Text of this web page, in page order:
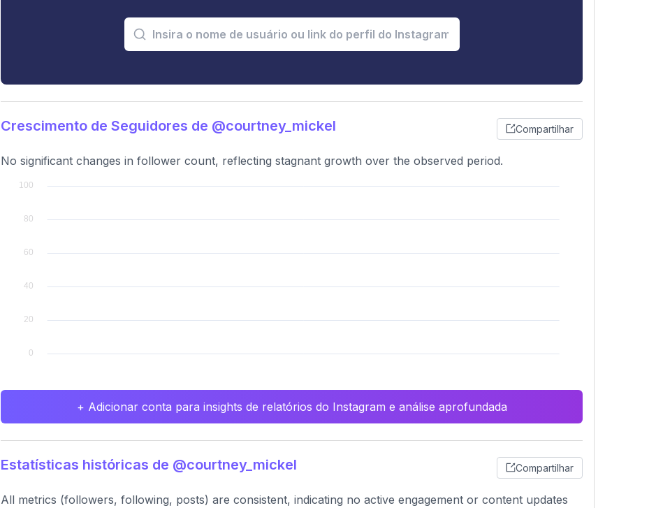
Crescimento de Seguidores de @courtney_mickel Compartilhar
No significant changes in follower count, reflecting stagnant growth over the observed period.
+ Adicionar conta para insights de relatórios do Instagram e análise aprofundada
Estatísticas históricas de @courtney_mickel Compartilhar
All metrics (followers, following, posts) are consistent, indicating no active engagement or content updates